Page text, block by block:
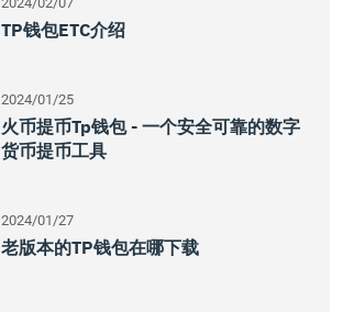
TP钱包ETC介绍
2024/01/25
火币提币tp钱包 - 一个安全可靠的数字
货币提币工具
2024/01/27
老版本的TP钱包在哪下载